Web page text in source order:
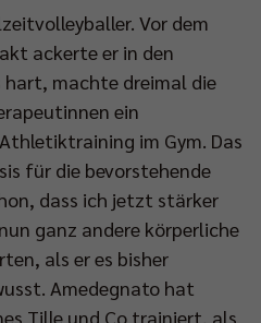
Vor dem
ackerte er in den
machte dreimal die
ein
im Gym. Das
für die bevorstehende
dass ich jetzt stärker
ganz andere körperliche
als er es bisher
Amedegnato hat
Tille und Co trainiert, als